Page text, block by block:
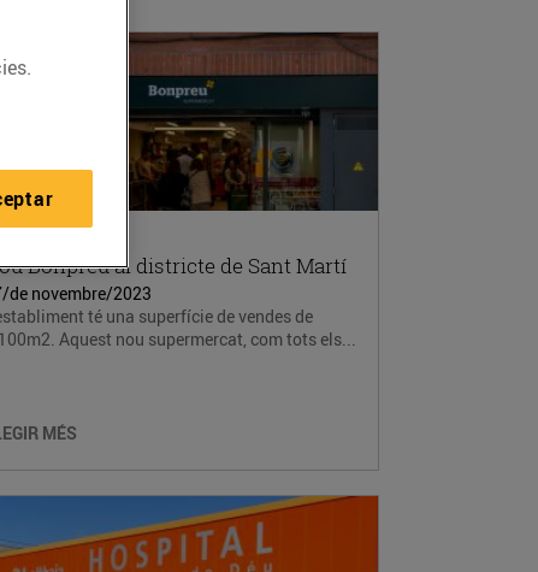
Bonpreu al districte de Sant Martí
de novembre/2023
té una superfície de vendes de
Aquest nou supermercat, com tots els...
MÉS